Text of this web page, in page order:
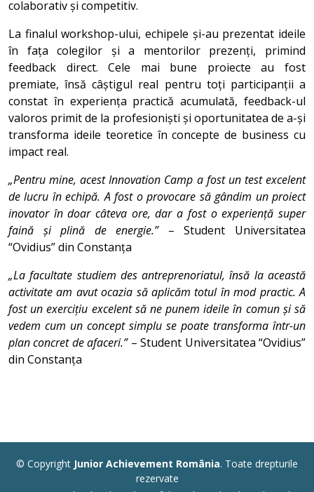
colaborativ și competitiv.
La finalul workshop-ului, echipele și-au prezentat ideile
în fața colegilor și a mentorilor prezenți, primind
feedback direct. Cele mai bune proiecte au fost
premiate, însă câștigul real pentru toți participanții a
constat în experiența practică acumulată, feedback-ul
valoros primit de la profesioniști și oportunitatea de a-și
transforma ideile teoretice în concepte de business cu
impact real.
„Pentru mine, acest Innovation Camp a fost un test excelent
de lucru în echipă. A fost o provocare să gândim un proiect
inovator în doar câteva ore, dar a fost o experiență super
faină și plină de energie.”– Student Universitatea
“Ovidius” din Constanța
„La facultate studiem des antreprenoriatul, însă la această
activitate am avut ocazia să aplicăm totul în mod practic. A
fost un exercițiu excelent să ne punem ideile în comun și să
vedem cum un concept simplu se poate transforma într-un
plan concret de afaceri.”– Student Universitatea “Ovidius”
din Constanța
© Copyright Junior Achievement România. Toate drepturile
rezervate